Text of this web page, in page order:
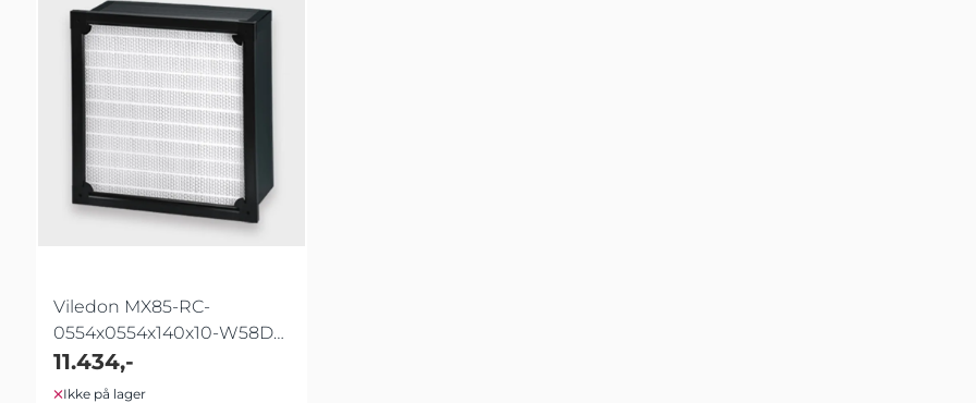
Viledon MX85-RC-
0554x0554x140x10-W58D-
N45
11.434,-
Ikke på lager